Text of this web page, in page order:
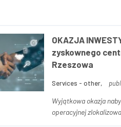
OKAZJA
zyskownego
Rzeszowa
Services - other,
Wyjątkowa okazja
operacyjnej